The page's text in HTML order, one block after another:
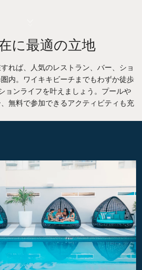
に最適の立地
れば、人気のレストラン、バー、ショ
内。ワイキキビーチまでもわずか徒歩
ョンライフを叶えましょう。プールや
無料で参加できるアクティビティも充